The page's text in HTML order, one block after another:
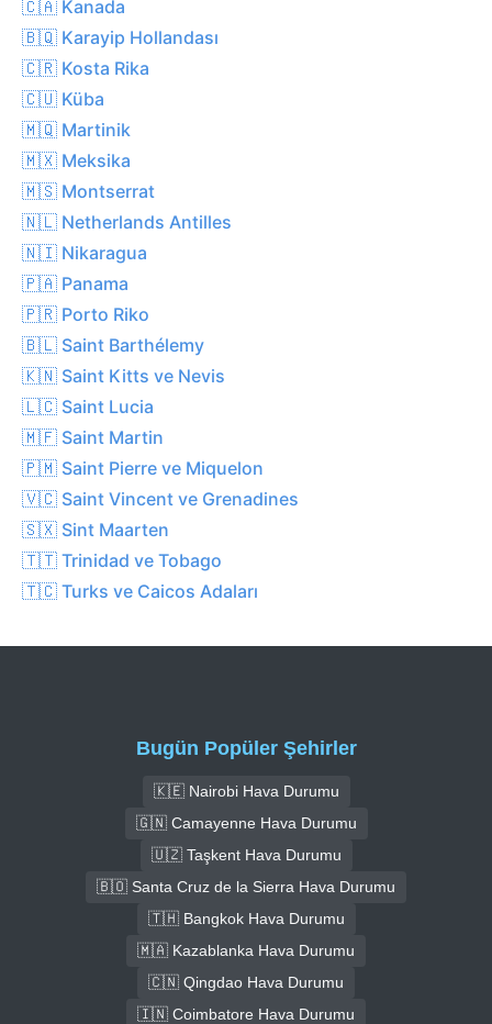
🇨🇦 Kanada
🇧🇶 Karayip Hollandası
🇨🇷 Kosta Rika
🇨🇺 Küba
🇲🇶 Martinik
🇲🇽 Meksika
🇲🇸 Montserrat
🇳🇱 Netherlands Antilles
🇳🇮 Nikaragua
🇵🇦 Panama
🇵🇷 Porto Riko
🇧🇱 Saint Barthélemy
🇰🇳 Saint Kitts ve Nevis
🇱🇨 Saint Lucia
🇲🇫 Saint Martin
🇵🇲 Saint Pierre ve Miquelon
🇻🇨 Saint Vincent ve Grenadines
🇸🇽 Sint Maarten
🇹🇹 Trinidad ve Tobago
🇹🇨 Turks ve Caicos Adaları
Bugün Popüler Şehirler
🇰🇪 Nairobi Hava Durumu
🇬🇳 Camayenne Hava Durumu
🇺🇿 Taşkent Hava Durumu
🇧🇴 Santa Cruz de la Sierra Hava Durumu
🇹🇭 Bangkok Hava Durumu
🇲🇦 Kazablanka Hava Durumu
🇨🇳 Qingdao Hava Durumu
🇮🇳 Coimbatore Hava Durumu